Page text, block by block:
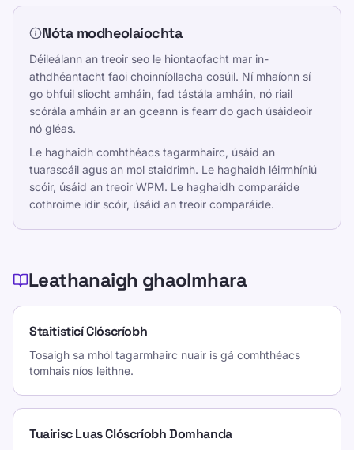
Nóta modheolaíochta
Déileálann an treoir seo le hiontaofacht mar in-
athdhéantacht faoi choinníollacha cosúil. Ní mhaíonn sí
go bhfuil sliocht amháin, fad tástála amháin, nó riail
scórála amháin ar an gceann is fearr do gach úsáideoir
nó gléas.
Le haghaidh comhthéacs tagarmhairc, úsáid an
tuarascáil agus an mol staidrimh. Le haghaidh léirmhíniú
scóir, úsáid an treoir WPM. Le haghaidh comparáide
cothroime idir scóir, úsáid an treoir comparáide.
Leathanaigh ghaolmhara
Staitisticí Clóscríobh
Tosaigh sa mhól tagarmhairc nuair is gá comhthéacs
tomhais níos leithne.
Tuairisc Luas Clóscríobh Domhanda